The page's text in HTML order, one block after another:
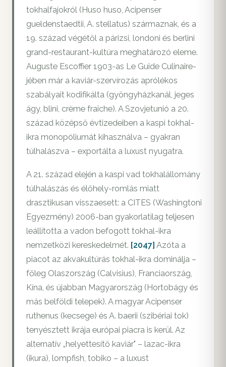
tokhalfajokról (Huso huso, Acipenser
gueldenstaedtii, A. stellatus) származnak, és a
19. század végétől a párizsi, londoni és berlini
grand-restaurant-kultúra meghatározó eleme.
Auguste Escoffier 1903-as Le Guide Culinaire-
jében már a kaviár-szervírozás aprólékos
szabályait kodifikálta (gyöngyházkanál, jeges
ágy, blini, crème fraîche). A Szovjetunió a 20.
század középső évtizedeiben a kaspi tokhal-
ikra monopóliumát kihasználva – gyakran
túlhalászva – exportálta a luxust nyugatra.
A 21. század elején a kaspi vad tokhalállomány
túlhalászás és élőhely-romlás miatt
drasztikusan visszaesett: a CITES (Washingtoni
Egyezmény) 2006-ban gyakorlatilag teljesen
leállította a vadon befogott tokhal-ikra
nemzetközi kereskedelmét. [2047] Azóta a
piacot az akvakultúrás tokhal-ikra dominálja –
főleg Olaszország (Calvisius), Franciaország,
Kína, és újabban Magyarország (Hortobágy és
más belföldi telepek). A magyar Acipenser
ruthenus (kecsege) és A. baerii (szibériai tok)
tenyésztett ikrája európai piacra is kerül. Az
alternatív „helyettesítő kaviár" – lazac-ikra
(ikura), lompfish, tobiko – a luxust